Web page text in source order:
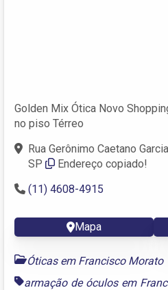
Golden Mix Ótica Novo
no piso Térreo
Rua Gerônimo Caetano
SP
Endereço copiado!
(11) 4608-4915
Mapa
Óticas em Francisco Morato
armação de óculos em